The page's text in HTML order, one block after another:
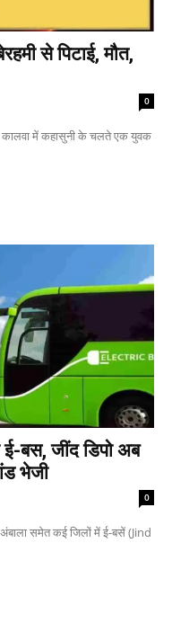
से पिटाई, मौत,
0
कालवा में कहासुनी के चलते एक युवक
बस, जींद डिपो अब
भेजी
0
अंबाला समेत कई जिलों में ई-बसें (Jind